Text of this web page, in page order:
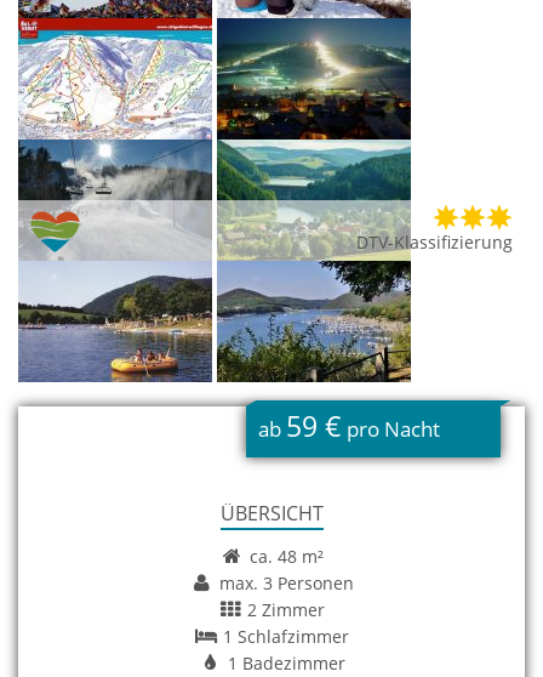
DTV-Klassifizierung
ab 59 € pro Nacht
ÜBERSICHT
ca. 48 m²
max. 3 Personen
2 Zimmer
1 Schlafzimmer
1 Badezimmer